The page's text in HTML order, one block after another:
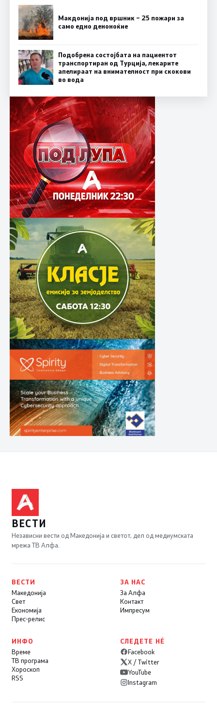
Макдонија под вршник – 25 пожари за
само едно деноноќие
Подобрена состојбата на пациентот
транспортиран од Турција, лекарите
апелираат на внимателност при скокови
во вода
ВЕСТИ
Независни вести од Македонија и светот, дел од медиумската
мрежа ТВ Алфа.
ВЕСТИ
Македонија
Свет
Економија
Прес-релис
ЗА НАС
За Алфа
Контакт
Импресум
ИНФО
Време
ТВ програма
Хороскоп
RSS
СЛЕДЕТЕ НÉ
Facebook
X / Twitter
YouTube
Instagram